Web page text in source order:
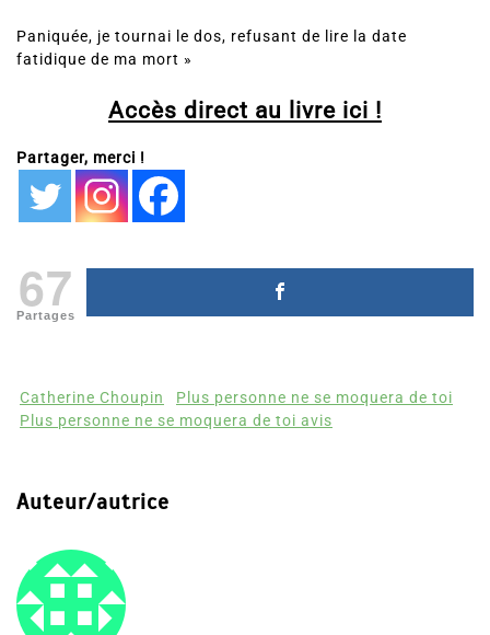
Paniquée, je tournai le dos, refusant de lire la date
fatidique de ma mort »
Accès direct au livre ici !
Partager, merci !
67
Partages
Catherine Choupin
Plus personne ne se moquera de toi
Plus personne ne se moquera de toi avis
Auteur/autrice